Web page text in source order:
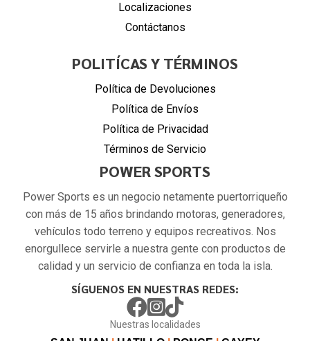
Localizaciones
Contáctanos
POLITÍCAS Y TÉRMINOS
Política de Devoluciones
Política de Envíos
Política de Privacidad
Términos de Servicio
POWER SPORTS
Power Sports es un negocio netamente puertorriqueño
con más de 15 años brindando motoras, generadores,
vehículos todo terreno y equipos recreativos. Nos
enorgullece servirle a nuestra gente con productos de
calidad y un servicio de confianza en toda la isla.
SÍGUENOS EN NUESTRAS REDES:
Nuestras localidades